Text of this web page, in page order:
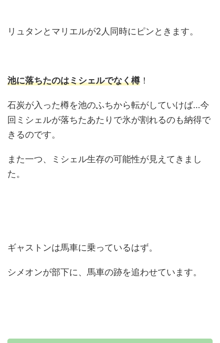
リュタンとマリエルが2人同時にピンときます。
池に落ちたのはミシェルでなく樽！
石炭が入った樽を池のふちから転がしていけば…今
回ミシェルが落ちたあたりで氷が割れるのも納得で
きるのです。
また一つ、ミシェル生存の可能性が見えてきまし
た。
ギャストンは馬車に乗っているはず。
シメオンが部下に、馬車の跡を追わせています。